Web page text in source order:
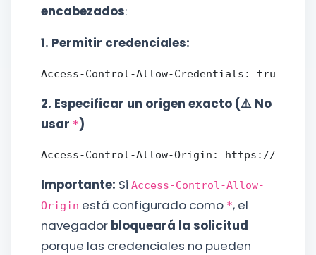
encabezados:
1. Permitir credenciales:
2. Especificar un origen exacto (⚠️ No
usar *)
Importante: Si Access-Control-Allow-
Origin está configurado como *, el
navegador bloqueará la solicitud
porque las credenciales no pueden